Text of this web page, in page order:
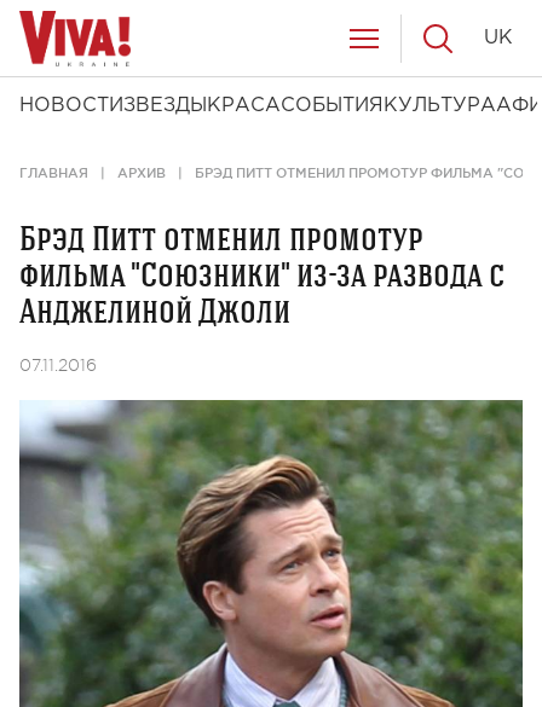
НОВОСТИ ЗВЕЗДЫ КРАСАСОБЫТИЯ КУЛЬТУРА
UK
ГЛАВНАЯ АРХИВ БРЭД ПИТТ ОТМЕНИЛ ПРОМОТУР ФИЛЬМА
Брэд Питт отменил промотур
фильма "Союзники" из-за развода с
Анджелиной Джоли
07.11.2016